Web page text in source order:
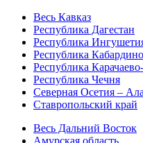
Весь Кавказ
Республика Дагестан
Республика
Республика
Республика
Республика Чечня
Северная Осетия –
Ставропольский край
Весь Дальний Восток
Амурская область